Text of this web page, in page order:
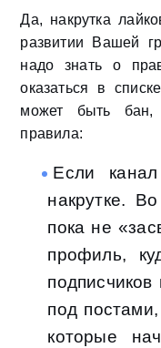
Да, накрутка
развитии Вашей
надо знать о
оказаться в
может быть бан,
правила:
Если
накрутке.
пока не
профиль,
подписчиков
под
которые